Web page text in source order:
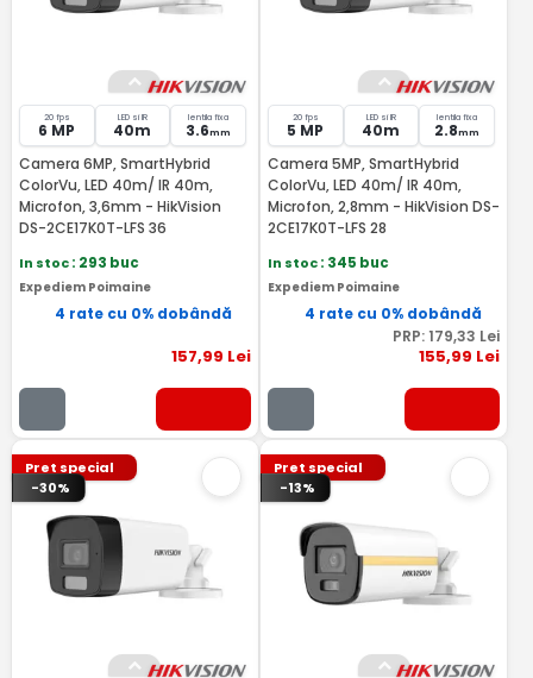
20 fps
6 MP
LED si IR
40m
lentila fixa
3.6mm
Camera 6MP, SmartHybrid
ColorVu, LED 40m/ IR 40m,
Microfon, 3,6mm - HikVision
DS-2CE17K0T-LFS 36
In stoc: 293 buc
Expediem Poimaine
4 rate cu 0% dobândă
157,99 Lei
20 fps
5 MP
LED si IR
40m
lentila fixa
2.8mm
Camera 5MP, SmartHybrid
ColorVu, LED 40m/ IR 40m,
Microfon, 2,8mm - HikVision DS-
2CE17K0T-LFS 28
In stoc: 345 buc
Expediem Poimaine
4 rate cu 0% dobândă
PRP: 179,33 Lei
155,99 Lei
Pret special
-30%
Pret special
-13%